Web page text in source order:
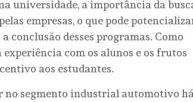
universidade, a importância da
empresas, o que pode
conclusão desses programas. Como
com os alunos e os frutos
aos estudantes.
no segmento industrial automotivo